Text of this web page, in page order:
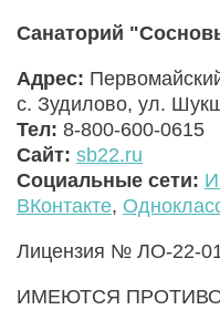
Санаторий
Адрес:
с. Зудилово, ул.
Тел: 8-800-600-0615
Сайт: sb22.ru
Социальные сети:
ВКонтакте,
Лицензия № ЛО-22-
ИМЕЮТСЯ